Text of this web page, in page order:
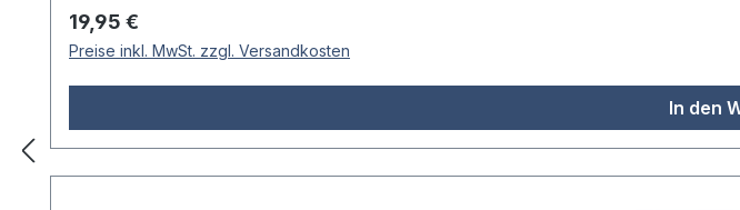
Regulärer Preis:
19,95 €
Preise inkl. MwSt. zzgl. Versandkosten
In den